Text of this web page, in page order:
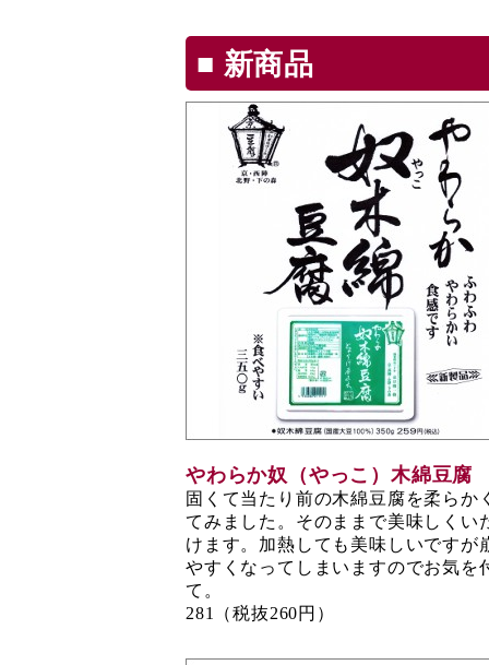
新商品
やわらか奴（やっこ）木綿豆腐
固くて当たり前の木綿豆腐を柔らか
てみました。そのままで美味しくい
けます。加熱しても美味しいですが
やすくなってしまいますのでお気を
て。
281（税抜260円）